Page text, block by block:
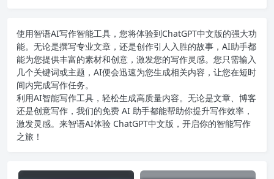
使用智语AI写作智能工具，您将体验到ChatGPT中文版的强大功
能。无论是撰写专业文章，还是创作引人入胜的故事，AI助手都
能为您提供丰富的素材和创意，激发您的写作灵感。您只需输入
几个关键词或主题，AI便会迅速为您生成相关内容，让您在短时
间内完成写作任务。
利用AI智能写作工具，轻松生成高质量内容。无论是文章、博客
还是创意写作，我们的免费 AI 助手都能帮助你提升写作效率，
激发灵感。来智语AI体验 ChatGPT中文版 ，开启你的智能写作
之旅！